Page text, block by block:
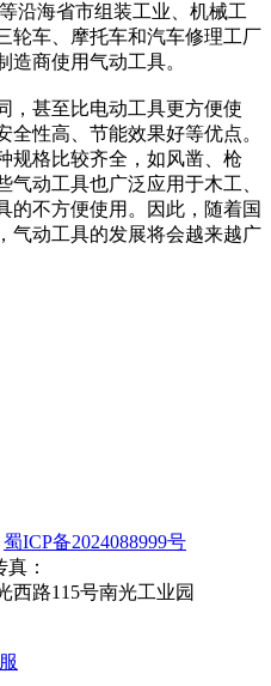
沿海省市组装工业、机械工
轮车、摩托车和汽车修理工厂
商使用气动工具。
，甚至比电动工具更方便使
全性高、节能效果好等优点。
规格比较齐全，如风凿、枪
动工具也广泛应用于木工、
的不方便使用。因此，随着国
气动工具的发展将会越来越广
蜀ICP备2024088999号
：
西路115号南光工业园